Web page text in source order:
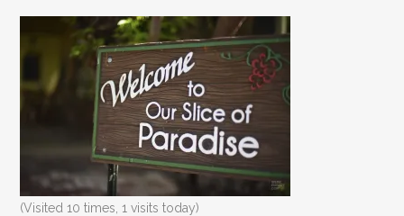
(Visited 10 times, 1 visits today)